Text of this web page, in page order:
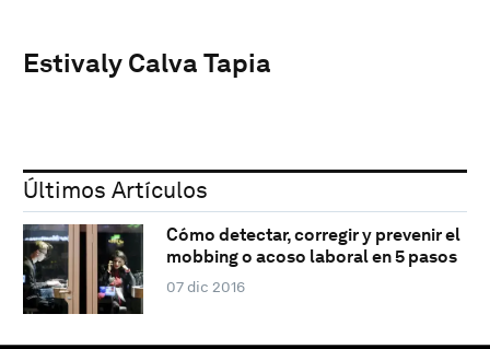
Estivaly Calva Tapia
Últimos Artículos
Cómo detectar, corregir y prevenir el
mobbing o acoso laboral en 5 pasos
07 dic 2016